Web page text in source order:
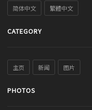
简体中文 繁體中文
CATEGORY
主页 新闻 图片
PHOTOS